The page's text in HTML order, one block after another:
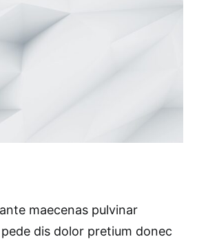
maecenas pulvinar
dis dolor pretium donec